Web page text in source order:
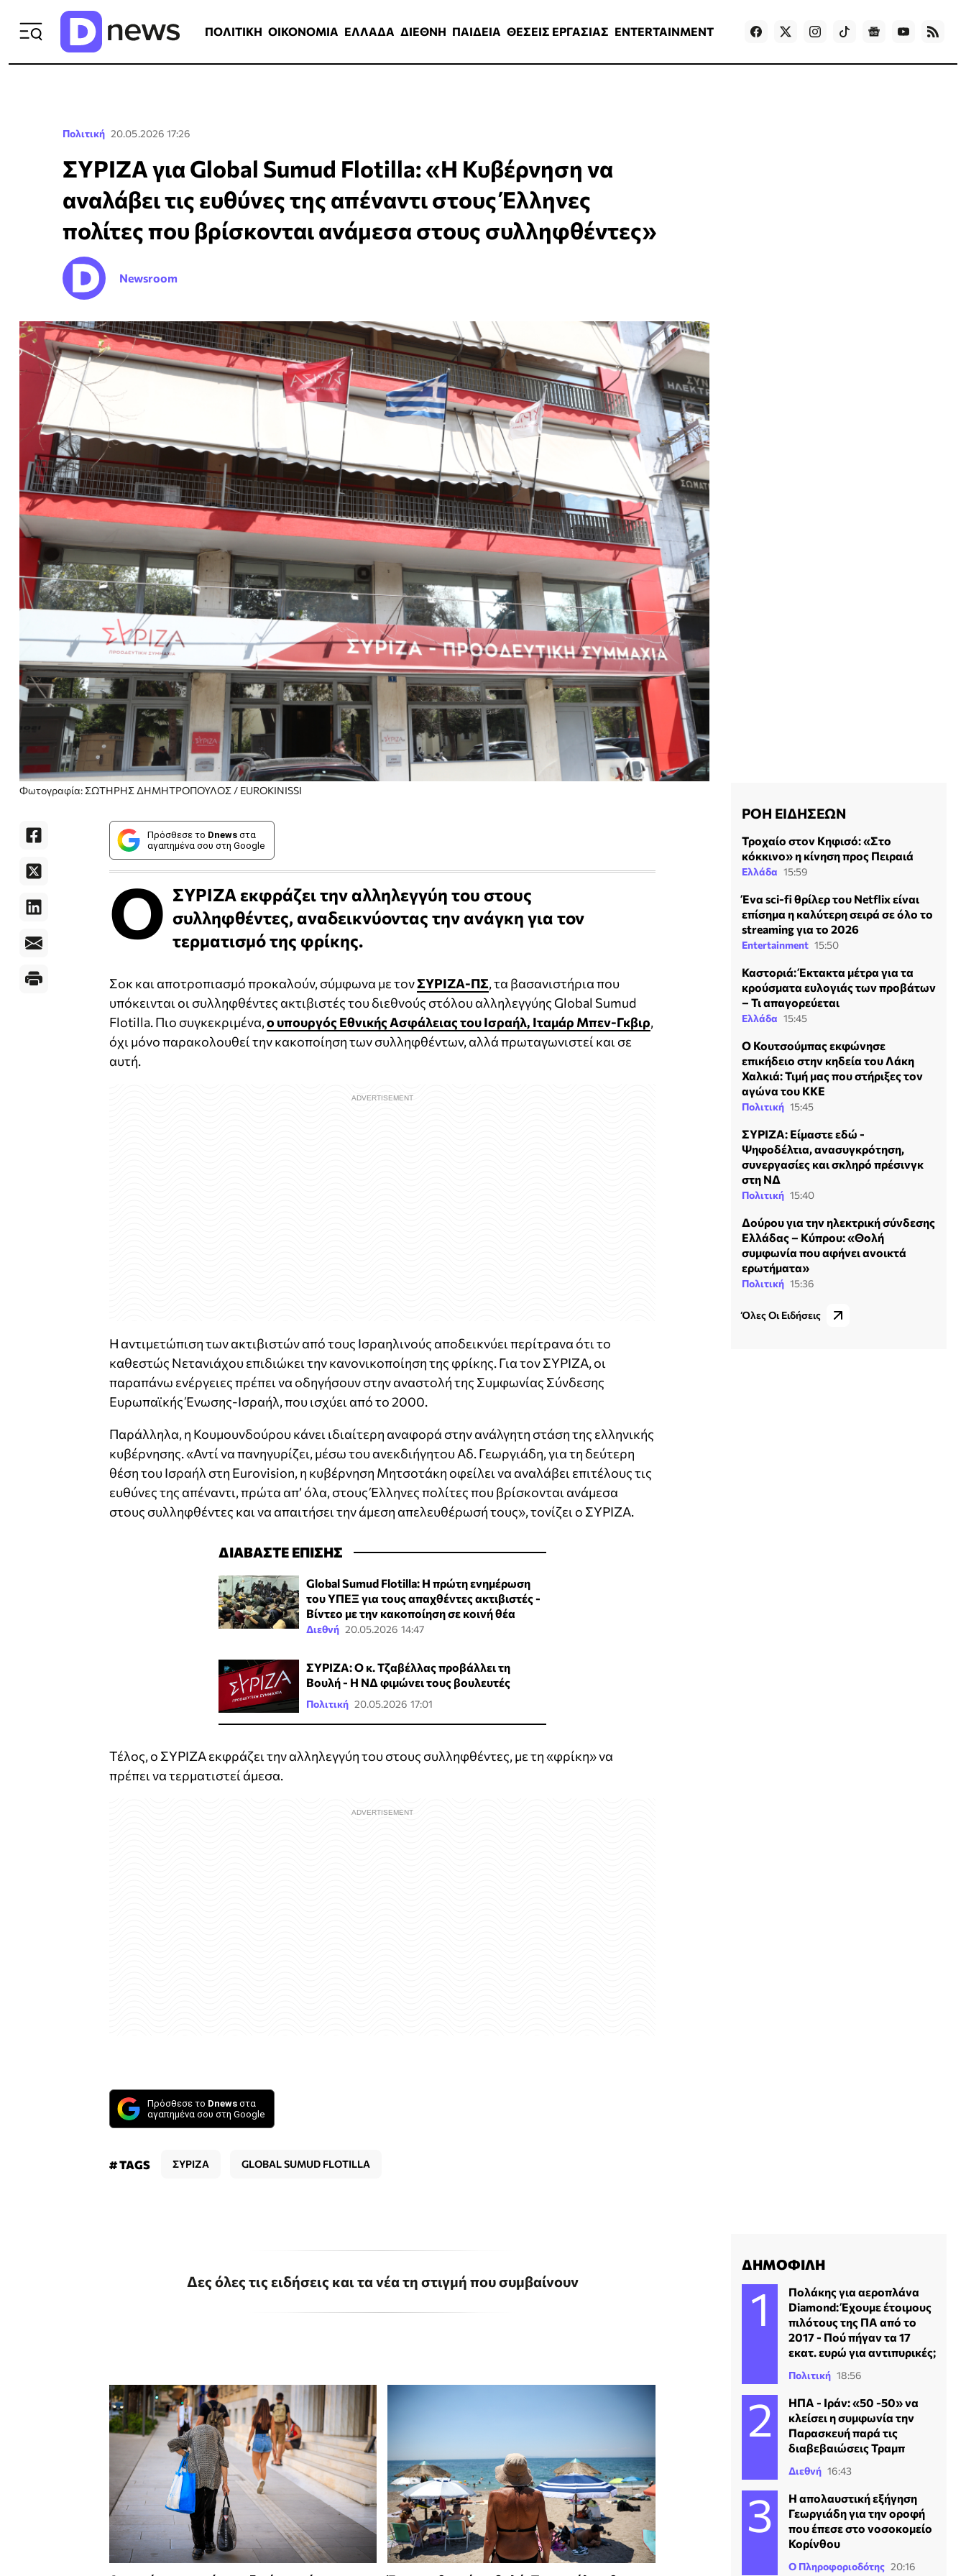
ΠΟΛΙΤΙΚΗ ΟΙΚΟΝΟΜΙΑ ΕΛΛΑΔΑ ΔΙΕΘΝΗ ΠΑΙΔΕΙΑ ΘΕΣΕΙΣ ΕΡΓΑΣΙΑΣ ENTERTAINMENT Games
Πολιτική 20.05.2026 17:26
ΣΥΡΙΖΑ για Global Sumud Flotilla: «Η Κυβέρνηση να
αναλάβει τις ευθύνες της απέναντι στους Έλληνες
πολίτες που βρίσκονται ανάμεσα στους συλληφθέντες»
Newsroom
Φωτογραφία: ΣΩΤΗΡΗΣ ΔΗΜΗΤΡΟΠΟΥΛΟΣ / EUROKINISSI
Πρόσθεσε το Dnews στα
αγαπημένα σου στη Google
Ο ΣΥΡΙΖΑ εκφράζει την αλληλεγγύη του στους
συλληφθέντες, αναδεικνύοντας την ανάγκη για τον
τερματισμό της φρίκης.
Σοκ και αποτροπιασμό προκαλούν, σύμφωνα με τονΣΥΡΙΖΑ-ΠΣ, τα βασανιστήρια που
υπόκεινται οι συλληφθέντες ακτιβιστές του διεθνούς στόλου αλληλεγγύης Global Sumud
Flotilla. Πιο συγκεκριμένα,ο υπουργός Εθνικής Ασφάλειας του Ισραήλ, Ιταμάρ Μπεν-Γκβιρ,
όχι μόνο παρακολουθεί την κακοποίηση των συλληφθέντων, αλλά πρωταγωνιστεί και σε
αυτή.
Η αντιμετώπιση των ακτιβιστών από τους Ισραηλινούς αποδεικνύει περίτρανα ότι το
καθεστώς Νετανιάχου επιδιώκει την κανονικοποίηση της φρίκης. Για τον ΣΥΡΙΖΑ, οι
παραπάνω ενέργειες πρέπει να οδηγήσουν στην αναστολή της Συμφωνίας Σύνδεσης
Ευρωπαϊκής Ένωσης-Ισραήλ, που ισχύει από το 2000.
Παράλληλα, η Κουμουνδούρου κάνει ιδιαίτερη αναφορά στην ανάλγητη στάση της ελληνικής
κυβέρνησης. «Αντί να πανηγυρίζει, μέσω του ανεκδιήγητου Αδ. Γεωργιάδη, για τη δεύτερη
θέση του Ισραήλ στη Eurovision, η κυβέρνηση Μητσοτάκη οφείλει να αναλάβει επιτέλους τις
ευθύνες της απέναντι, πρώτα απ’ όλα, στους Έλληνες πολίτες που βρίσκονται ανάμεσα
στους συλληφθέντες και να απαιτήσει την άμεση απελευθέρωσή τους», τονίζει ο ΣΥΡΙΖΑ.
ΔΙΑΒΑΣΤΕ ΕΠΙΣΗΣ
Global Sumud Flotilla: Η πρώτη ενημέρωση
του ΥΠΕΞ για τους απαχθέντες ακτιβιστές -
Βίντεο με την κακοποίηση σε κοινή θέα
Διεθνή 20.05.2026 14:47
ΣΥΡΙΖΑ: Ο κ. Τζαβέλλας προβάλλει τη
Βουλή - Η ΝΔ φιμώνει τους βουλευτές
Πολιτική 20.05.2026 17:01
Τέλος, ο ΣΥΡΙΖΑ εκφράζει την αλληλεγγύη του στους συλληφθέντες, με τη «φρίκη» να
πρέπει να τερματιστεί άμεσα.
Πρόσθεσε το Dnews στα
αγαπημένα σου στη Google
# TAGS ΣΥΡΙΖΑ GLOBAL SUMUD FLOTILLA
Δες όλες τις ειδήσεις και τα νέα τη στιγμή που συμβαίνουν
ΡΟΗ ΕΙΔΗΣΕΩΝ
Τροχαίο στον Κηφισό: «Στο
κόκκινο» η κίνηση προς Πειραιά
Ελλάδα 15:59
Ένα sci-fi θρίλερ του Netflix είναι
επίσημα η καλύτερη σειρά σε όλο το
streaming για το 2026
Entertainment 15:50
Καστοριά: Έκτακτα μέτρα για τα
κρούσματα ευλογιάς των προβάτων
– Τι απαγορεύεται
Ελλάδα 15:45
Ο Κουτσούμπας εκφώνησε
επικήδειο στην κηδεία του Λάκη
Χαλκιά: Τιμή μας που στήριξες τον
αγώνα του ΚΚΕ
Πολιτική 15:45
ΣΥΡΙΖΑ: Είμαστε εδώ -
Ψηφοδέλτια, ανασυγκρότηση,
συνεργασίες και σκληρό πρέσινγκ
στη ΝΔ
Πολιτική 15:40
Δούρου για την ηλεκτρική σύνδεσης
Ελλάδας – Κύπρου: «Θολή
συμφωνία που αφήνει ανοικτά
ερωτήματα»
Πολιτική 15:36
Όλες Οι Ειδήσεις
ΔΗΜΟΦΙΛΗ
Πολάκης για αεροπλάνα
Diamond: Έχουμε έτοιμους
πιλότους της ΠΑ από το
2017 - Πού πήγαν τα 17
εκατ. ευρώ για αντιπυρικές;
Πολιτική 18:56
ΗΠΑ - Ιράν: «50 -50» να
κλείσει η συμφωνία την
Παρασκευή παρά τις
διαβεβαιώσεις Τραμπ
Διεθνή 16:43
Η απολαυστική εξήγηση
Γεωργιάδη για την οροφή
που έπεσε στο νοσοκομείο
Κορίνθου
Ο Πληροφοριοδότης 20:16